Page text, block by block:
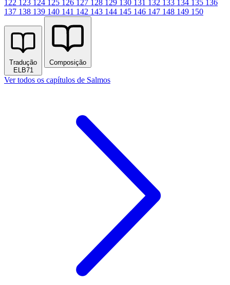
122 123 124 125 126 127 128 129 130 131 132 133 134 135 136
137 138 139 140 141 142 143 144 145 146 147 148 149 150
Tradução
ELB71
Composição
Ver todos os capítulos de Salmos